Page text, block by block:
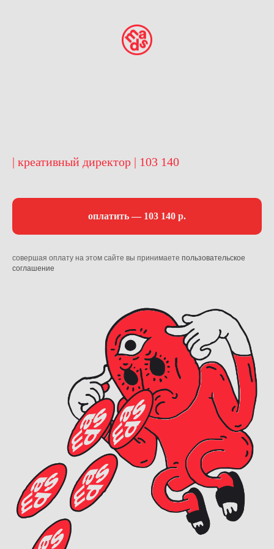
| креативный директор | 103 140
оплатить — 103 140 р.
совершая оплату на этом сайте вы принимаете пользовательское
соглашение